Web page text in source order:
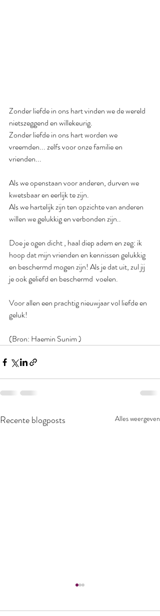
Zonder liefde in ons hart vinden we de wereld
nietszeggend en willekeurig.
Zonder liefde in ons hart worden we
vreemden... zelfs voor onze familie en
vrienden...
Als we openstaan voor anderen, durven we
kwetsbaar en eerlijk te zijn.
Als we hartelijk zijn ten opzichte van anderen
willen we gelukkig en verbonden zijn..
Doe je ogen dicht , haal diep adem en zeg: ik
hoop dat mijn vrienden en kennissen gelukkig
en beschermd mogen zijn! Als je dat uit, zul jij
je ook geliefd en beschermd  voelen.
Voor allen een prachtig nieuwjaar vol liefde en
geluk!
(Bron: Haemin Sunim )
Recente blogposts Alles weergeven